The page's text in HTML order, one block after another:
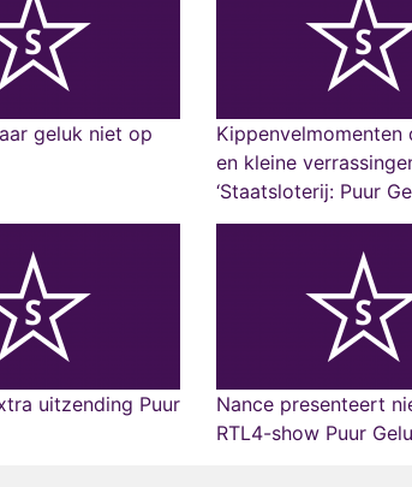
geluk niet op
en kleine
‘Staatsloterij: Puur
uitzending Puur
Nance presenteert
RTL4-show Puur